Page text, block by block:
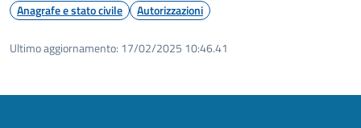
Anagrafe e stato civile Autorizzazioni
Ultimo aggiornamento: 17/02/2025 10:46.41